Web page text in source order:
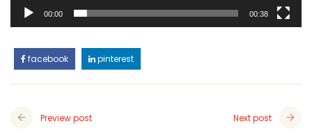
00:00 00:38
facebook pinterest
Preview post Next post